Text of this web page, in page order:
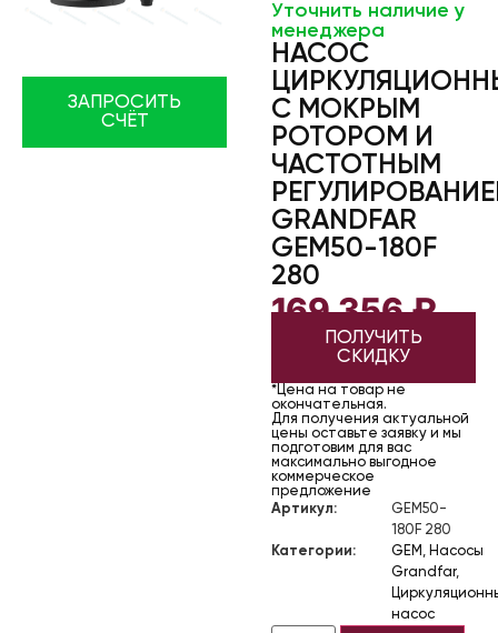
ЗАПРОСИТЬ
СЧЁТ
Уточнить наличие у
менеджера
НАСОС
С МОКРЫМ
РОТОРОМ И
ЧАСТОТНЫМ
GRANDFAR
GEM50-180F
280
169 356₽
ПОЛУЧИТЬ
СКИДКУ
*Цена на товар не
окончательная.
Для получения актуальной
цены оставьте заявку и мы
подготовим для вас
максимально выгодное
коммерческое
предложение
Артикул:
GEM50-
180F 280
Категории:
GEM , Насосы
Grandfar,
насос